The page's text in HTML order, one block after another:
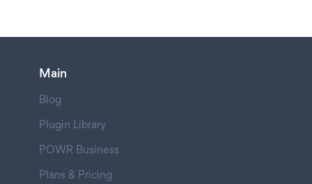
Main
Blog
Plugin Library
POWR Business
Plans & Pricing